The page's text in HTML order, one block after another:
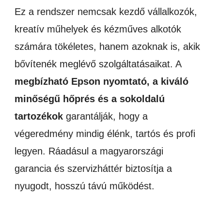
Ez a rendszer nemcsak kezdő vállalkozók,
kreatív műhelyek és kézműves alkotók
számára tökéletes, hanem azoknak is, akik
bővítenék meglévő szolgáltatásaikat. A
megbízható Epson nyomtató, a kiváló
minőségű hőprés és a sokoldalú
tartozékok garantálják, hogy a
végeredmény mindig élénk, tartós és profi
legyen. Ráadásul a magyarországi
garancia és szervizháttér biztosítja a
nyugodt, hosszú távú működést.